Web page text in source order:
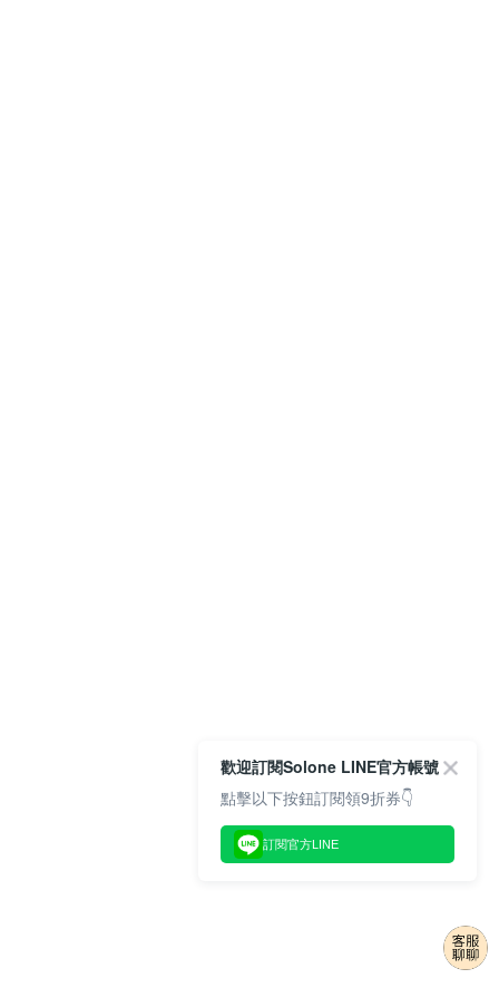
歡迎訂閱Solone LINE官方帳號
點擊以下按鈕訂閱領9折券👇
訂閱官方LINE